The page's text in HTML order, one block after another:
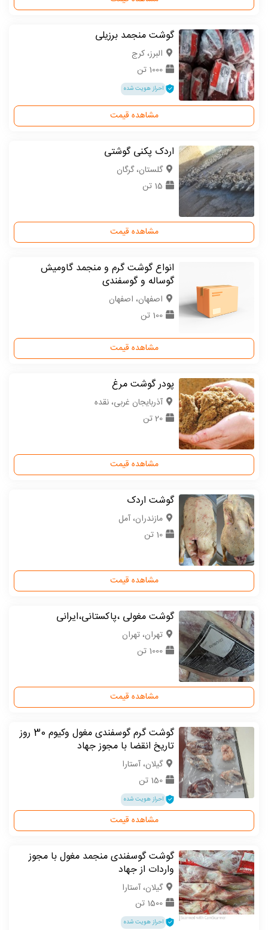
گوشت منجمد برزیلی
البرز، کرج
1000 تن
احراز هویت شده
مشاهده قیمت
اردک پکنی گوشتی
گلستان، گرگان
15 تن
مشاهده قیمت
انواع گوشت گرم و منجمد گاومیش
گوساله و گوسفندی
اصفهان، اصفهان
100 تن
مشاهده قیمت
پودر گوشت مرغ
آذربایجان غربی، نقده
20 تن
مشاهده قیمت
گوشت اردک
مازندران، آمل
10 تن
مشاهده قیمت
گوشت مغولی ،پاکستانی،ایرانی
تهران، تهران
1000 تن
مشاهده قیمت
گوشت گرم گوسفندی مغول وکیوم 30 روز
تاریخ انقضا با مجوز جهاد
گیلان، آستارا
150 تن
احراز هویت شده
مشاهده قیمت
گوشت گوسفندی منجمد مغول با مجوز
واردات از جهاد
گیلان، آستارا
1500 تن
احراز هویت شده